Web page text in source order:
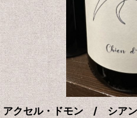
アクセル・ドモン / シア